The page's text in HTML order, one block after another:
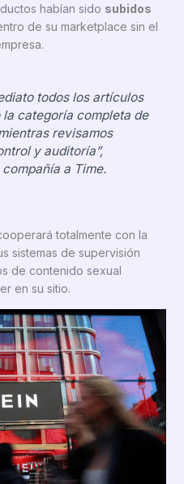
habían sido subidos
de su marketplace sin el
todos los artículos
categoría completa de
revisamos
y auditoría”,
a Time.
totalmente con la
sistemas de supervisión
de contenido sexual
en su sitio.